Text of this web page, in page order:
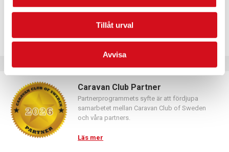
Tillåt urval
Avvisa
Caravan Club Partner
Partnerprogrammets syfte är att fördjupa
samarbetet mellan Caravan Club of Sweden
och våra partners.
Läs mer